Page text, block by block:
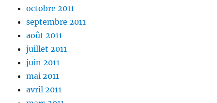
octobre 2011
septembre 2011
août 2011
juillet 2011
juin 2011
mai 2011
avril 2011